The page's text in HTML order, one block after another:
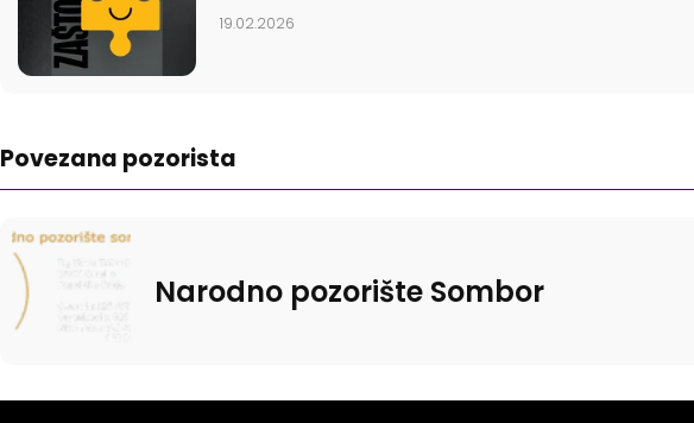
19.02.2026
Povezana pozorista
Narodno pozorište Sombor